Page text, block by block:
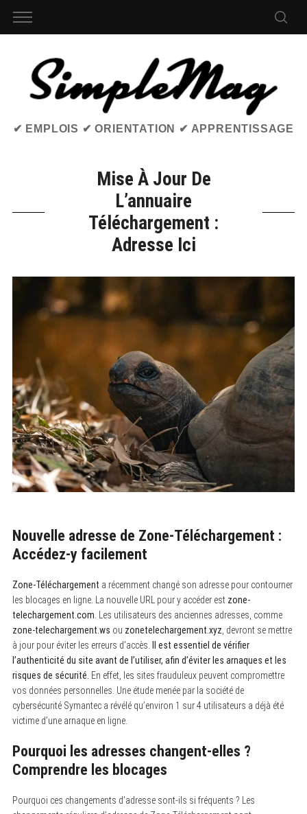
✔ EMPLOIS ✔ ORIENTATION ✔ APPRENTISSAGE
Mise À Jour De
L’annuaire
Téléchargement :
Adresse Ici
Nouvelle adresse de Zone-Téléchargement :
Accédez-y facilement
Zone-Téléchargement a récemment changé son adresse pour contourner
les blocages en ligne. La nouvelle URL pour y accéder est zone-
telechargement.com . Les utilisateurs des anciennes adresses, comme
zone-telechargement.ws ou zonetelechargement.xyz , devront se mettre
à jour pour éviter les erreurs d’accès.
Il est essentiel de vérifier
l’authenticité du site avant de l’utiliser, afin d’éviter les arnaques et les
risques de sécurité. En effet, les sites frauduleux peuvent compromettre
vos données personnelles. Une étude menée par la société de
cybersécurité Symantec a révélé qu’environ 1 sur 4 utilisateurs a déjà été
victime d’une arnaque en ligne.
Pourquoi les adresses changent-elles ?
Comprendre les blocages
Pourquoi ces changements d’adresse sont-ils si fréquents ? Les